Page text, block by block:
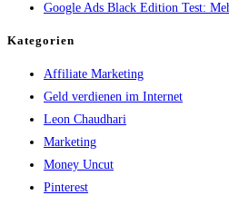
Google Ads Black Edition Test:
Kategorien
Affiliate Marketing
Geld verdienen im Internet
Leon Chaudhari
Marketing
Money Uncut
Pinterest